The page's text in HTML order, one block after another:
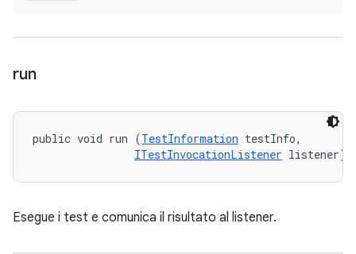
run
public void run (TestInformation testInfo,
ITestInvocationListener listener)
Esegue i test e comunica il risultato al listener.